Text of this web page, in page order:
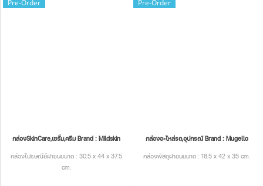
Pre-Order
กล่องSkinCare,เซรั่ม,ครีม Brand : Mildskin
กล่องไปรษณีย์ฝาชนขนาด : 30.5 x 44 x 37.5
cm.
Pre-Order
กล่องอะไหล่รถ,อุปกรณ์ Brand : Mugello
กล่องพัสดุฝาชนขนาด : 18.5 x 42 x 35 cm.